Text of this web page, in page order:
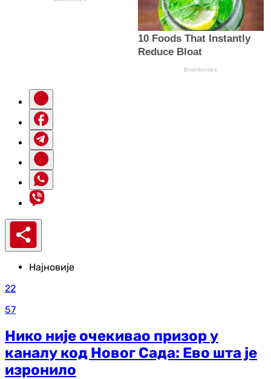
Најновије
22
57
Нико није очекивао призор у
каналу код Новог Сада: Ево шта је
изронило